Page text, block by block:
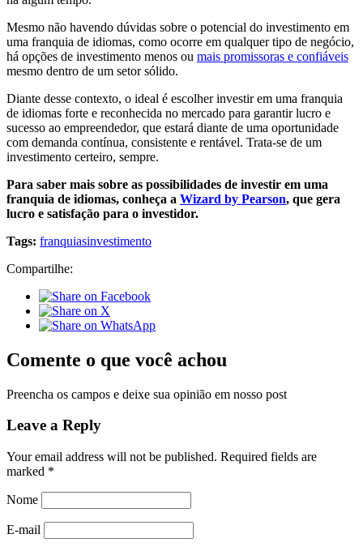
Mesmo não havendo dúvidas sobre o potencial do investimento em
uma franquia de idiomas, como ocorre em qualquer tipo de negócio,
há opções de investimento menos ou mais promissoras e confiáveis
mesmo dentro de um setor sólido.
Diante desse contexto, o ideal é escolher investir em uma franquia
de idiomas forte e reconhecida no mercado para garantir lucro e
sucesso ao empreendedor, que estará diante de uma oportunidade
com demanda contínua, consistente e rentável. Trata-se de um
investimento certeiro, sempre.
Para saber mais sobre as possibilidades de investir em uma
franquia de idiomas, conheça a Wizard by Pearson, que gera
lucro e satisfação para o investidor.
Tags: franquiasinvestimento
Compartilhe:
Comente o que você achou
Preencha os campos e deixe sua opinião em nosso post
Leave a Reply
Your email address will not be published. Required fields are
marked *
Nome
E-mail